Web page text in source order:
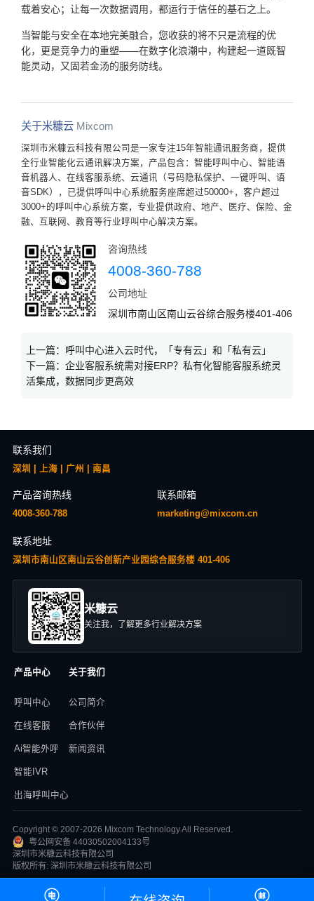
载着安心；让每一次数据调用，都运行于信任的基石之上。
当智能与安全在本地完美融合，您收获的将不只是流程的优
化，更是竞争力的重塑——在数字化浪潮中，构建起一道既智
能灵动，又固若金汤的服务防线。
关于米糠云 Mixcom
深圳市米糠云科技有限公司是一家专注15年智能通讯服务商，提供
全行业智能化云通讯解决方案，产品包含：智能呼叫中心、智能语
音机器人、在线客服系统、云通讯（号码隐私保护、一键呼叫、语
音SDK），已提供呼叫中心系统服务座席超过50000+，客户超过
3000+的呼叫中心系统方案，专业提供政府、地产、医疗、保险、金
融、互联网、教育等行业呼叫中心解决方案。
咨询热线
4008-360-788
公司地址
深圳市南山区南山云谷综合服务楼401-406
上一篇： 呼叫中心进入云时代，「专有云」和「私有云」
下一篇： 企业客服系统需对接ERP？私有化智能客服系统灵
活集成，数据同步更高效
联系我们
深圳 | 上海 | 广州 | 南昌
产品咨询热线
4008-360-788
联系邮箱
marketing@mixcom.cn
联系地址
深圳市南山区南山云谷创新产业园综合服务楼 401-406
米糠云
关注我，了解更多行业解决方案
产品中心
呼叫中心
在线客服
Ai智能外呼
智能IVR
出海呼叫中心
关于我们
公司简介
合作伙伴
新闻资讯
Copyright © 2007-2026 Mixcom Technology All Reserved.
粤公网安备 44030502004133号
深圳市米糠云科技有限公司
版权所有: 深圳市米糠云科技有限公司